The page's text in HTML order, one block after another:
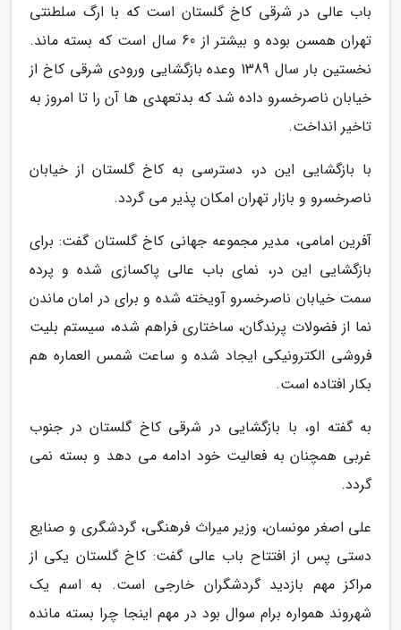
باب عالی در شرقی کاخ گلستان است که با ارگ سلطنتی
تهران همسن بوده و بیشتر از 60 سال است که بسته ماند.
نخستین بار سال 1389 وعده بازگشایی ورودی شرقی کاخ از
خیابان ناصرخسرو داده شد که بدتعهدی ها آن را تا امروز به
تاخیر انداخت.
با بازگشایی این در، دسترسی به کاخ گلستان از خیابان
ناصرخسرو و بازار تهران امکان پذیر می گردد.
آفرین امامی، مدیر مجموعه جهانی کاخ گلستان گفت: برای
بازگشایی این در، نمای باب عالی پاکسازی شده و پرده
سمت خیابان ناصرخسرو آویخته شده و برای در امان ماندن
نما از فضولات پرندگان، ساختاری فراهم شده، سیستم بلیت
فروشی الکترونیکی ایجاد شده و ساعت شمس العماره هم
بکار افتاده است.
به گفته او، با بازگشایی در شرقی کاخ گلستان در جنوب
غربی همچنان به فعالیت خود ادامه می دهد و بسته نمی
گردد.
علی اصغر مونسان، وزیر میراث فرهنگی، گردشگری و صنایع
دستی پس از افتتاح باب عالی گفت: کاخ گلستان یکی از
مراکز مهم بازدید گردشگران خارجی است. به اسم یک
شهروند همواره برام سوال بود در مهم اینجا چرا بسته مانده